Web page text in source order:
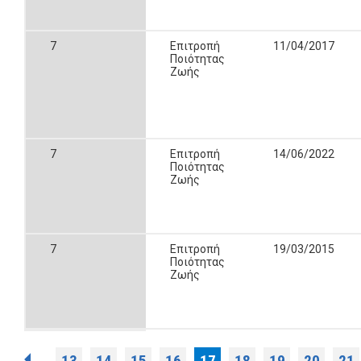
7
Επιτροπή
Ποιότητας
Ζωής
11/04/2017
7
Επιτροπή
Ποιότητας
Ζωής
14/06/2022
7
Επιτροπή
Ποιότητας
Ζωής
19/03/2015